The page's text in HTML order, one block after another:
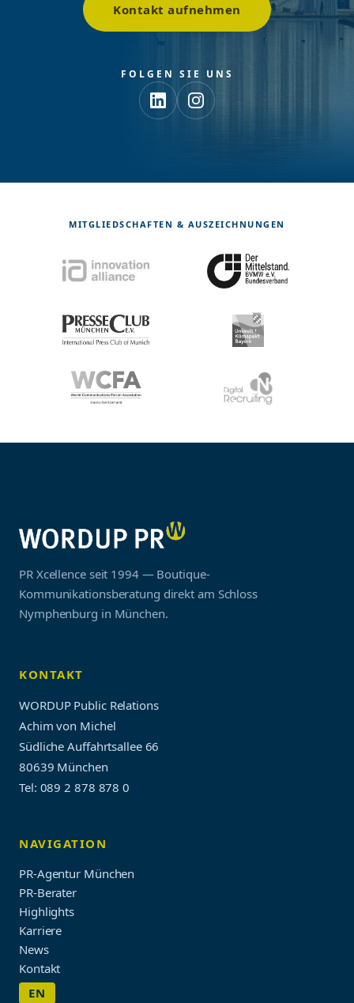
Kontakt aufnehmen
FOLGEN SIE UNS
MITGLIEDSCHAFTEN & AUSZEICHNUNGEN
PR Xcellence seit 1994 — Boutique-
Kommunikationsberatung direkt am Schloss
Nymphenburg in München.
KONTAKT
WORDUP Public Relations
Achim von Michel
Südliche Auffahrtsallee 66
80639 München
Tel: 089 2 878 878 0
NAVIGATION
PR-Agentur München
PR-Berater
Highlights
Karriere
News
Kontakt
EN